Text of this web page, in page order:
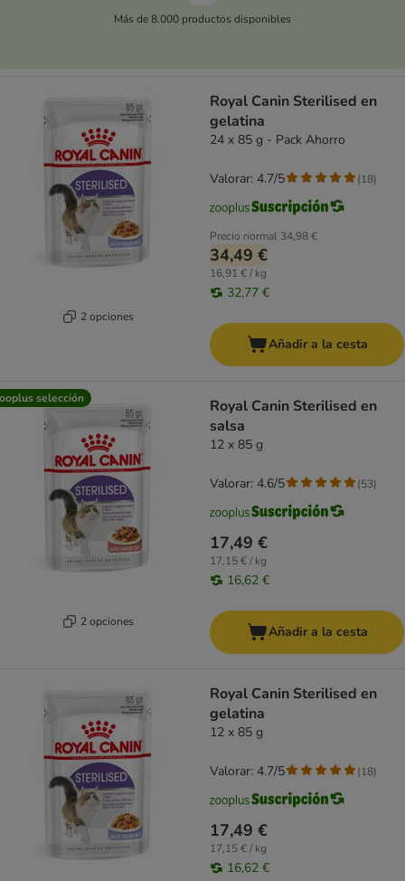
Más de 8.000 productos disponibles
2 opciones
Royal Canin Sterilised en
gelatina
24 x 85 g - Pack Ahorro
Precio normal 34,98 €
34,49 €
16,91 € / kg
32,77 €
Valorar: 4.7/5 (18)
Añadir a la cesta
selección
2 opciones
Royal Canin Sterilised en
salsa
12 x 85 g
17,49 €
17,15 € / kg
16,62 €
Valorar: 4.6/5 (53)
Añadir a la cesta
Royal Canin Sterilised en
gelatina
12 x 85 g
17,49 €
17,15 € / kg
16,62 €
Valorar: 4.7/5 (18)